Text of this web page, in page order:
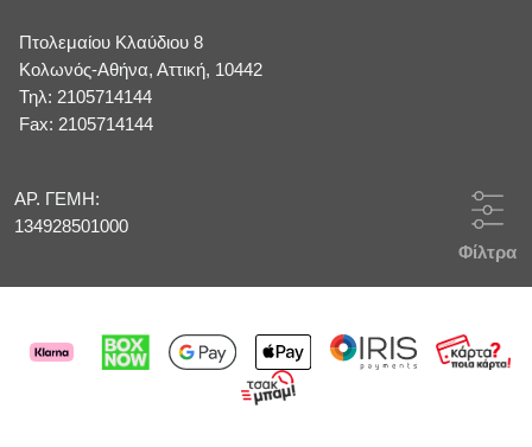
Φίλτρα
Πτολεμαίου Κλαύδιου 8
Κολωνός-Αθήνα, Αττική, 10442
Τηλ: 2105714144
Fax: 2105714144
ΑΡ. ΓΕΜΗ:
134928501000